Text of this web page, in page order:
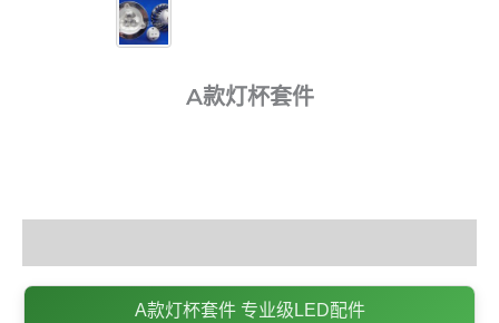
A款灯杯套件
A款灯杯套件 专业级LED配件